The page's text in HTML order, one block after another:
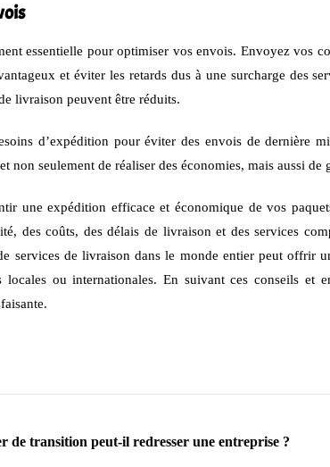
essentielle pour optimiser vos envois. Envoyez vos
et éviter les retards dus à une surcharge des
livraison peuvent être réduits.
d’expédition pour éviter des envois de dernière
non seulement de réaliser des économies, mais aussi
une expédition efficace et économique de vos
des coûts, des délais de livraison et des services
services de livraison dans le monde entier peut offrir
locales ou internationales. En suivant ces conseils
de transition peut-il redresser une entreprise ?